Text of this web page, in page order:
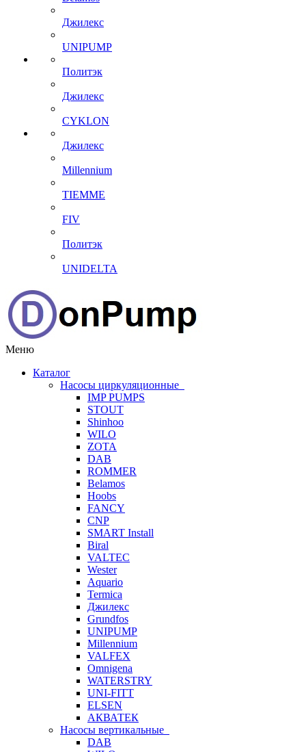
Джилекс
UNIPUMP
Политэк
Джилекс
CYKLON
Джилекс
Millennium
TIEMME
FIV
Политэк
UNIDELTA
Меню
Каталог
Насосы циркуляционные
IMP PUMPS
STOUT
Shinhoo
WILO
ZOTA
DAB
ROMMER
Belamos
Hoobs
FANCY
CNP
SMART Install
Biral
VALTEC
Wester
Aquario
Termica
Джилекс
Grundfos
UNIPUMP
Millennium
VALFEX
Omnigena
WATERSTRY
UNI-FITT
ELSEN
АКВАТЕК
Насосы вертикальные
DAB